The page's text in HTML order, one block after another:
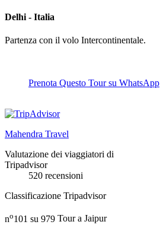
Delhi - Italia
Partenza con il volo Intercontinentale.
Prenota Questo Tour su WhatsApp
Mahendra Travel
Valutazione dei viaggiatori di
Tripadvisor
520 recensioni
Classificazione Tripadvisor
no101 su 979 Tour a Jaipur